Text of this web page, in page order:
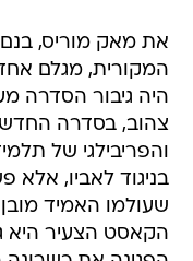
את מאק מוריס,
המקורית, מגלם
היה גיבור הסדרה
צהוב, בסדרה
והפריבילגי של
בניגוד לאביו, אלא
שעולמו האמיד
הקאסט הצעיר היא